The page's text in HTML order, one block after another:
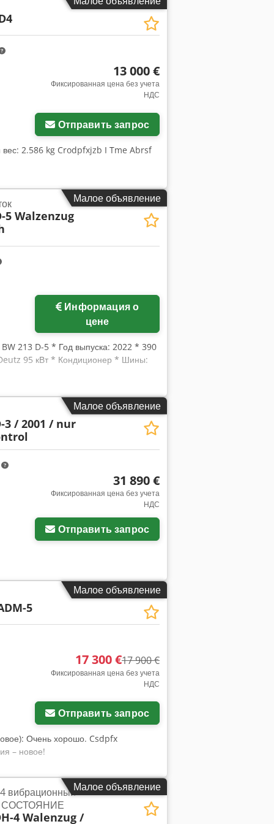
13 000 €
Фиксированная цена без учета
НДС
Отправить запрос
вес: 2.586 kg Crodpfxjzb I Tme Abrsf
Малое объявление
5 Walzenzug
цене
213 D-5 * Год выпуска: 2022 * 390
95 кВт * Кондиционер * Шины:
Малое объявление
3 / 2001 / nur
31 890 €
Фиксированная цена без учета
НДС
Отправить запрос
Малое объявление
5
17 300 €17 900 €
Фиксированная цена без учета
НДС
Отправить запрос
Очень хорошо. Csdpfx
– новое!
Малое объявление
вибрационный
СОСТОЯНИЕ
4 Walenzug /